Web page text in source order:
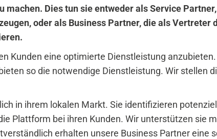
machen. Dies tun sie entweder als Service
oder als Business Partner, die als Vertreter
Kunden eine optimierte Dienstleistung
so die notwendige Dienstleistung. Wir stellen
in ihrem lokalen Markt. Sie identifizieren
Plattform bei ihren Kunden. Wir unterstützen sie
erhalten unsere Business Partner eine